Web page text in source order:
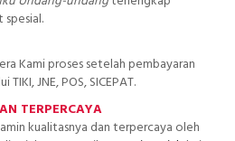
Kami proses setelah pembayaran
TIKI, JNE, POS, SICEPAT.
TERPERCAYA
kualitasnya dan terpercaya oleh